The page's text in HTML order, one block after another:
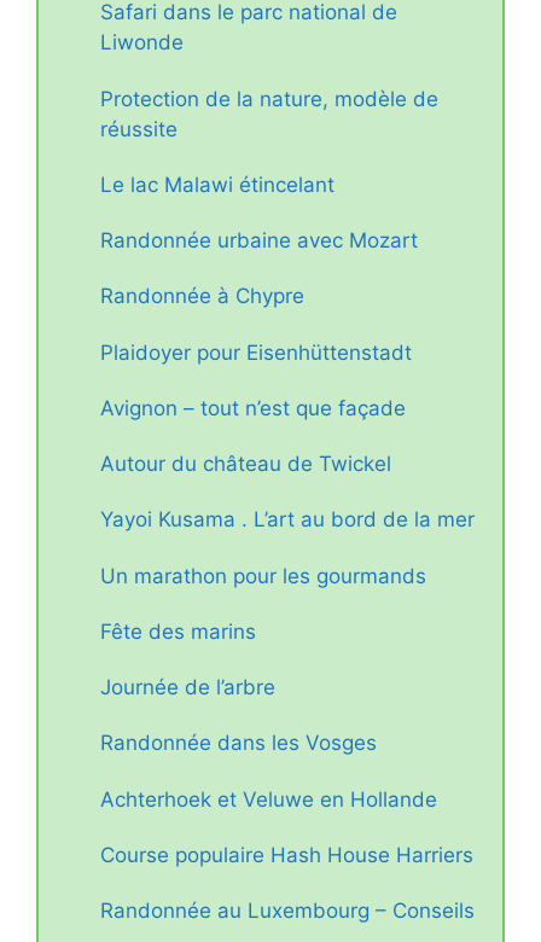
Safari dans le parc national de
Liwonde
Protection de la nature, modèle de
réussite
Le lac Malawi étincelant
Randonnée urbaine avec Mozart
Randonnée à Chypre
Plaidoyer pour Eisenhüttenstadt
Avignon – tout n’est que façade
Autour du château de Twickel
Yayoi Kusama . L’art au bord de la mer
Un marathon pour les gourmands
Fête des marins
Journée de l’arbre
Randonnée dans les Vosges
Achterhoek et Veluwe en Hollande
Course populaire Hash House Harriers
Randonnée au Luxembourg – Conseils